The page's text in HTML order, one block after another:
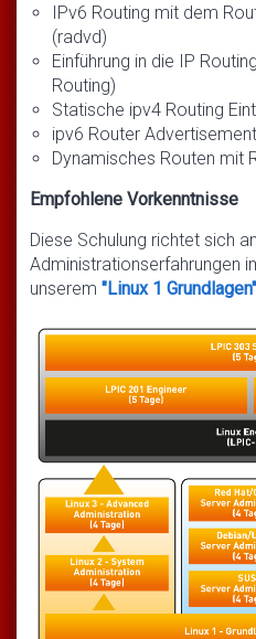
IPv6 Routing mit dem
(radvd)
Einführung in die IP
Routing)
Statische ipv4 Routing
ipv6 Router
Dynamisches Routen mit
Empfohlene Vorkenntnisse
Diese Schulung richtet sich
Administrationserfahrungen
unserem "Linux 1 Grundlagen"